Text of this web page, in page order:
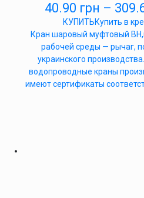
40.90 грн –
КУПИТЬКупить в
Кран шаровый муфтовый
рабочей среды — рычаг,
украинского
водопроводные краны
имеют сертификаты